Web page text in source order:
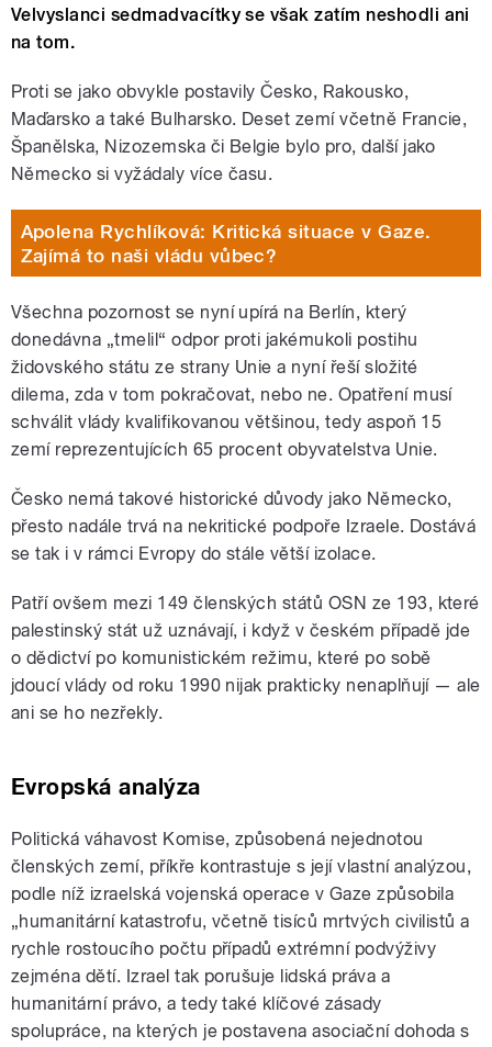
Velvyslanci sedmadvacítky se však zatím neshodli ani
na tom.
Proti se jako obvykle postavily Česko, Rakousko,
Maďarsko a také Bulharsko. Deset zemí včetně Francie,
Španělska, Nizozemska či Belgie bylo pro, další jako
Německo si vyžádaly více času.
Apolena Rychlíková: Kritická situace v Gaze.
Zajímá to naši vládu vůbec?
Všechna pozornost se nyní upírá na Berlín, který
donedávna „tmelil“ odpor proti jakémukoli postihu
židovského státu ze strany Unie a nyní řeší složité
dilema, zda v tom pokračovat, nebo ne. Opatření musí
schválit vlády kvalifikovanou většinou, tedy aspoň 15
zemí reprezentujících 65 procent obyvatelstva Unie.
Česko nemá takové historické důvody jako Německo,
přesto nadále trvá na nekritické podpoře Izraele. Dostává
se tak i v rámci Evropy do stále větší izolace.
Patří ovšem mezi 149 členských států OSN ze 193, které
palestinský stát už uznávají, i když v českém případě jde
o dědictví po komunistickém režimu, které po sobě
jdoucí vlády od roku 1990 nijak prakticky nenaplňují — ale
ani se ho nezřekly.
Evropská analýza
Politická váhavost Komise, způsobená nejednotou
členských zemí, příkře kontrastuje s její vlastní analýzou,
podle níž izraelská vojenská operace v Gaze způsobila
„humanitární katastrofu, včetně tisíců mrtvých civilistů a
rychle rostoucího počtu případů extrémní podvýživy
zejména dětí. Izrael tak porušuje lidská práva a
humanitární právo, a tedy také klíčové zásady
spolupráce, na kterých je postavena asociační dohoda s